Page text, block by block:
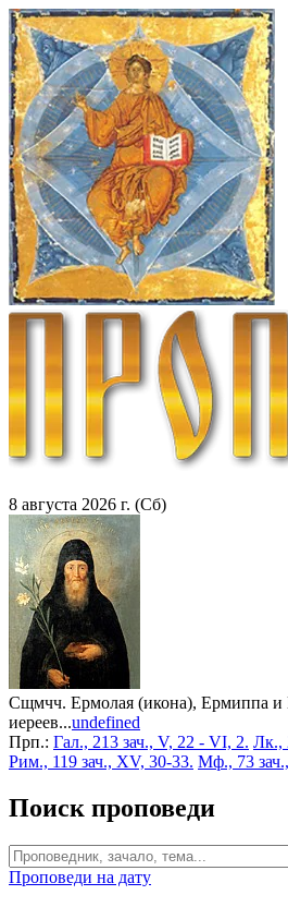
8 августа 2026 г. (Сб)
Сщмчч. Ермолая (икона), Ермиппа и
иереев...undefined
Прп.: Гал., 213 зач., V, 22 - VI, 2. Лк.,
Рим., 119 зач., XV, 30-33. Мф., 73
Поиск проповеди
Проповеди на дату